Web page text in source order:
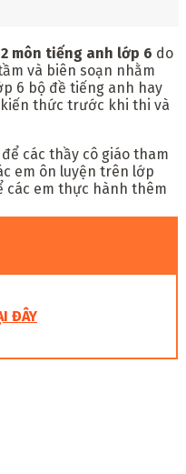
môn tiếng anh lớp 6 do
và biên soạn nhằm
6 bộ đề tiếng anh hay
thức trước khi thi và
các thầy cô giáo tham
em ôn luyện trên lớp
các em thực hành thêm
ĐÂY